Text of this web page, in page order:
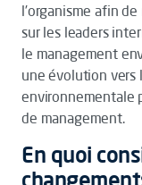
l’organisme afin
sur les leaders
le management
une évolution vers
environnementale
de management.
En quoi